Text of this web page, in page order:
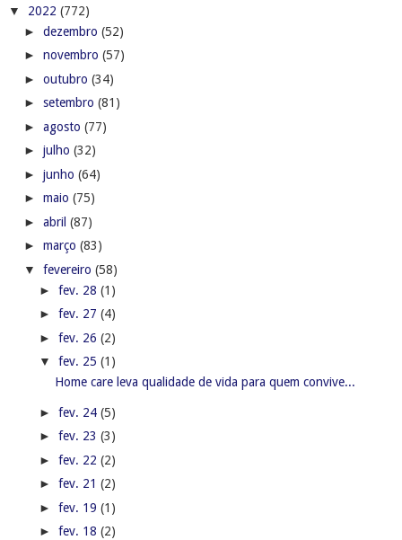
▼ 2022 (772)
► dezembro (52)
► novembro (57)
► outubro (34)
► setembro (81)
► agosto (77)
► julho (32)
► junho (64)
► maio (75)
► abril (87)
► março (83)
▼ fevereiro (58)
► fev. 28 (1)
► fev. 27 (4)
► fev. 26 (2)
▼ fev. 25 (1)
Home care leva qualidade de vida para quem convive...
► fev. 24 (5)
► fev. 23 (3)
► fev. 22 (2)
► fev. 21 (2)
► fev. 19 (1)
► fev. 18 (2)